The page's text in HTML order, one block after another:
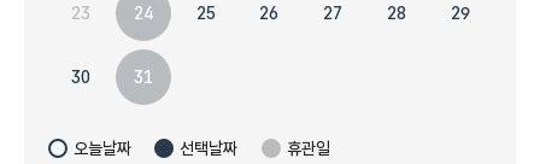
23 24 25 26 27 28 29
30 31
오늘날짜 선택날짜 휴관일